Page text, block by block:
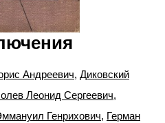
Андреевич, Диковский
Леонид Сергеевич,
Генрихович, Герман